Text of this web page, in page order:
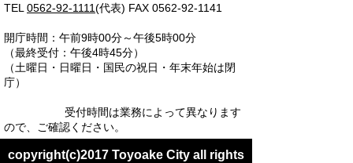
TEL0562-92-1111(代表) FAX 0562-92-1141
開庁時間：午前9時00分～午後5時00分
（最終受付：午後4時45分）
（土曜日・日曜日・国民の祝日・年末年始は閉
庁）
受付時間は業務によって異なります
ので、ご確認ください。
copyright(c)2017 Toyoake City all rights